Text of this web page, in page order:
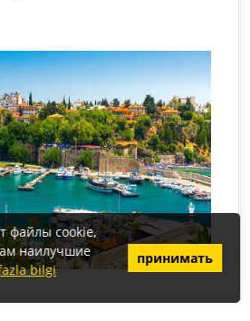
файлы cookie,
наилучшие
bilgi
принимать